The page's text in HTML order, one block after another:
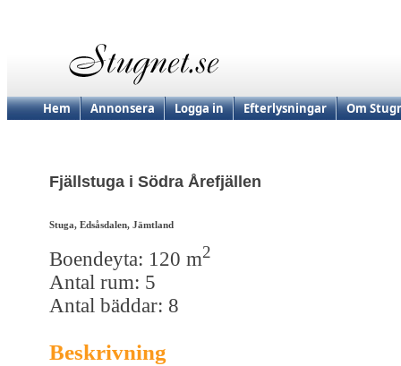
Hem Annonsera Logga in Efterlysningar Om
Fjällstuga i Södra Årefjällen
Stuga, Edsåsdalen, Jämtland
Boendeyta: 120 m2
Antal rum: 5
Antal bäddar: 8
Beskrivning